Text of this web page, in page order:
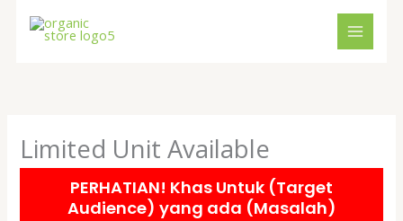
Limited Unit Available
PERHATIAN! Khas Untuk (Target
Audience) yang ada (Masalah)